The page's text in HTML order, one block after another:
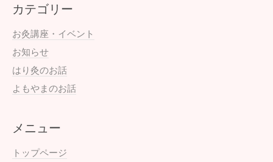
カテゴリー
お灸講座・イベント
お知らせ
はり灸のお話
よもやまのお話
メニュー
トップページ